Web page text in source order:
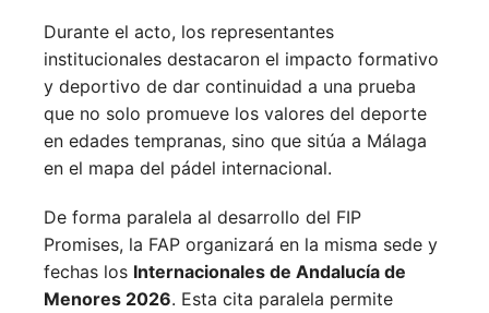
Durante el acto, los representantes
institucionales destacaron el impacto formativo
y deportivo de dar continuidad a una prueba
que no solo promueve los valores del deporte
en edades tempranas, sino que sitúa a Málaga
en el mapa del pádel internacional.
De forma paralela al desarrollo del FIP
Promises, la FAP organizará en la misma sede y
fechas los Internacionales de Andalucía de
Menores 2026. Esta cita paralela permite